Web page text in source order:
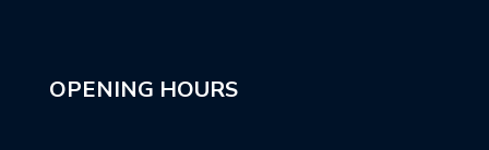
OPENING HOURS